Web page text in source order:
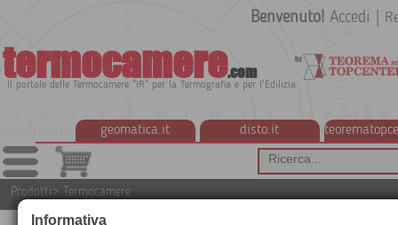
termocamere.com
Il portale delle Termocamere "IR" per la Termografia e per l'Edilizia
geomatica.it disto.it
Benvenuto! Accedi
Prodotti> Termocamere
Informativa